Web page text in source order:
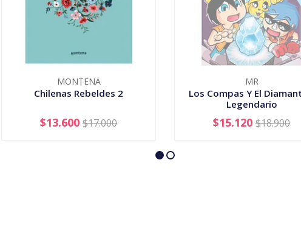
MONTENA
Chilenas Rebeldes 2
+
$13.600 $17.000
MR
Los Compas Y El
Legendario
AGOTADO
$15.120 $18.900